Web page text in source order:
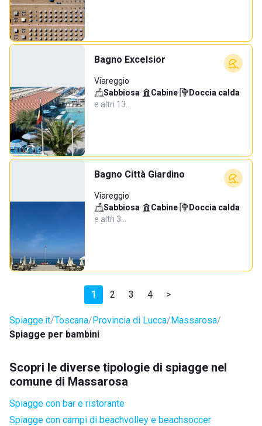
Bagno Excelsior
Viareggio
Sabbiosa· Cabine· Doccia calda·
e altri 13…
Bagno Città Giardino
Viareggio
Sabbiosa· Cabine· Doccia calda·
e altri 3…
1 2 3 4 >
Spiagge.it Toscana Provincia di Lucca Massarosa
Spiagge per bambini
Scopri le diverse tipologie di spiagge nel
comune di Massarosa
Spiagge con bar e ristorante
Spiagge con campi di beachvolley e beachsoccer